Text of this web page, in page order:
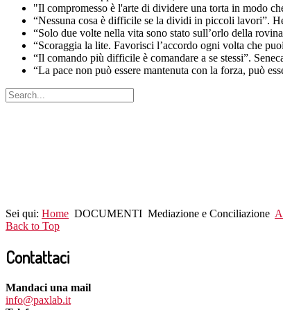
"Il compromesso è l'arte di dividere una torta in modo
“Nessuna cosa è difficile se la dividi in piccoli lavori”.
“Solo due volte nella vita sono stato sull’orlo della
“Scoraggia la lite. Favorisci l’accordo ogni volta che
“Il comando più difficile è comandare a se stessi”.
“La pace non può essere mantenuta con la forza, può
Sei qui: Home DOCUMENTI Mediazione e Conciliazione
Back to Top
Contattaci
Mandaci una mail
info@paxlab.it